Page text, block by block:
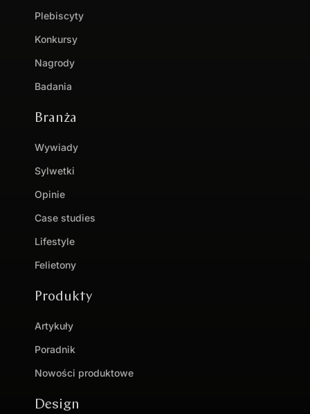
Plebiscyty
Konkursy
Nagrody
Badania
Branża
Wywiady
Sylwetki
Opinie
Case studies
Lifestyle
Felietony
Produkty
Artykuły
Poradnik
Nowości produktowe
Design